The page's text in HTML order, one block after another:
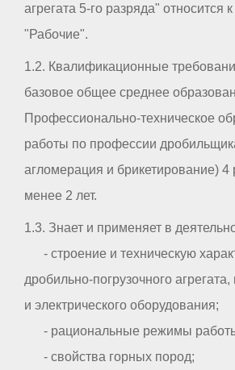
агрегата 5-го разряда" относится
"Рабочие".
1.2. Квалификационные
базовое общее среднее
Профессионально-техническое
работы по профессии
агломерация и брикетирование) 4
менее 2 лет.
1.3. Знает и применяет в
- строение и техническую
дробильно-погрузочного агрегата,
и электрического оборудования;
- рациональные режимы работы
- свойства горных пород;